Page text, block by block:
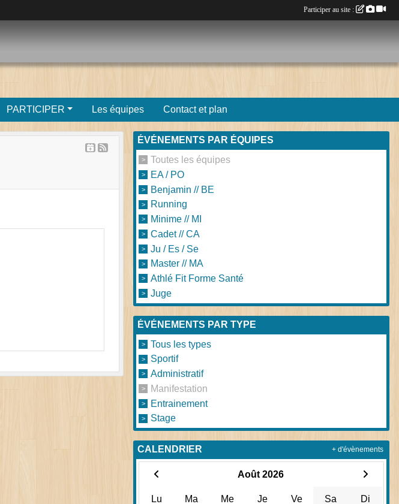
PARTICIPER Les équipes Contact et plan
ÉVÉNEMENTS PAR ÉQUIPES
Toutes les équipes
EA / PO
Benjamin // BE
Running
Minime // MI
Cadet // CA
Ju / Es / Se
Master // MA
Athlé Fit Forme Santé
Juge
ÉVÉNEMENTS PAR TYPE
Tous les types
Sportif
Administratif
Manifestation
Entrainement
Stage
CALENDRIER
Août 2026
Lu Ma Me Je Ve Sa Di
+ d'évènements
Participer au site :